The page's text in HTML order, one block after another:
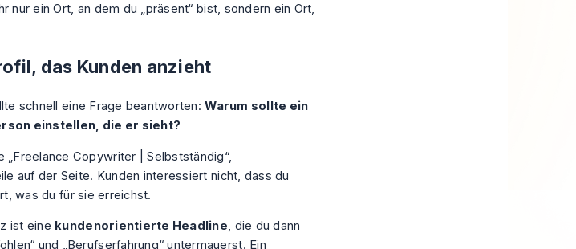
nur ein Ort, an dem du „präsent“ bist, sondern ein Ort,
das Kunden anzieht
schnell eine Frage beantworten:Warum sollte ein
einstellen, die er sieht?
Copywriter | Selbstständig“,
auf der Seite. Kunden interessiert nicht, dass du
was du für sie erreichst.
ist eine kundenorientierte Headline, die du dann
und „Berufserfahrung“ untermauerst. Ein